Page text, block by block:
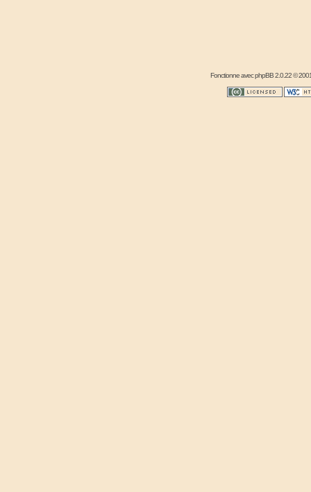
Fonctionne avecphpBB2.0.22 ©